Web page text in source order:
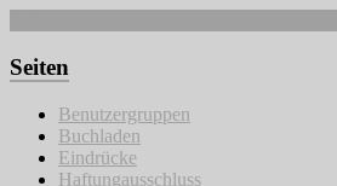
Seiten
Benutzergruppen
Buchladen
Eindrücke
Haftungausschluss